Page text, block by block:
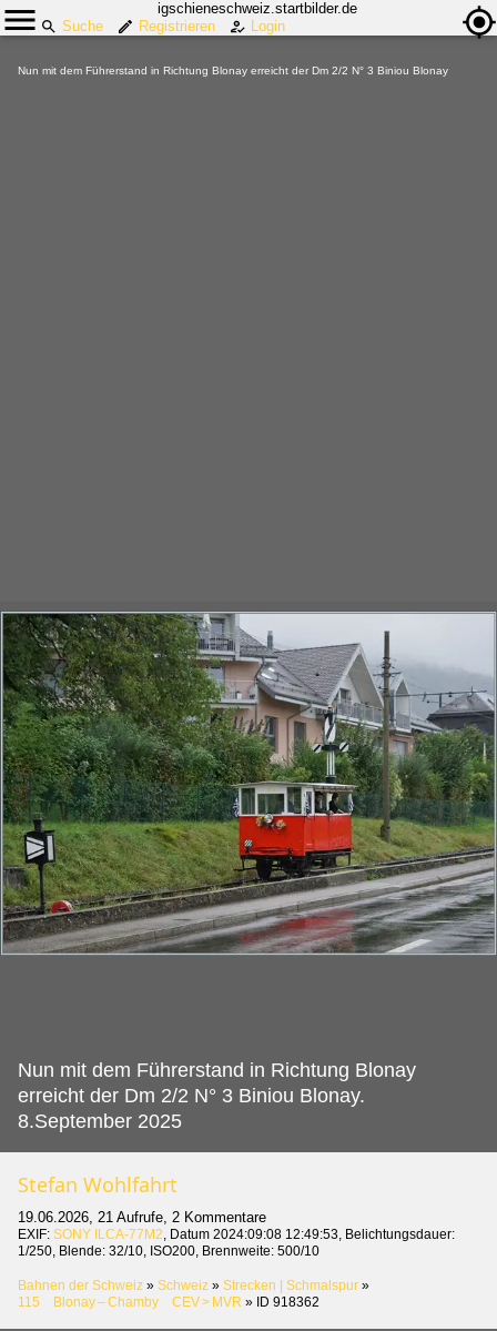
igschieneschweiz.startbilder.de
Suche
Registrieren Login
Nun mit dem Führerstand in Richtung Blonay erreicht der Dm 2/2 N° 3 Biniou Blonay
Nun mit dem Führerstand in Richtung Blonay
erreicht der Dm 2/2 N° 3 Biniou Blonay.
8.September 2025
Stefan Wohlfahrt
19.06.2026, 21 Aufrufe, 2 Kommentare
EXIF: SONY ILCA-77M2 , Datum 2024:09:08 12:49:53, Belichtungsdauer:
1/250, Blende: 32/10, ISO200, Brennweite: 500/10
Bahnen der Schweiz » Schweiz » Strecken | Schmalspur »
115 Blonay – Chamby CEV > MVR » ID 918362